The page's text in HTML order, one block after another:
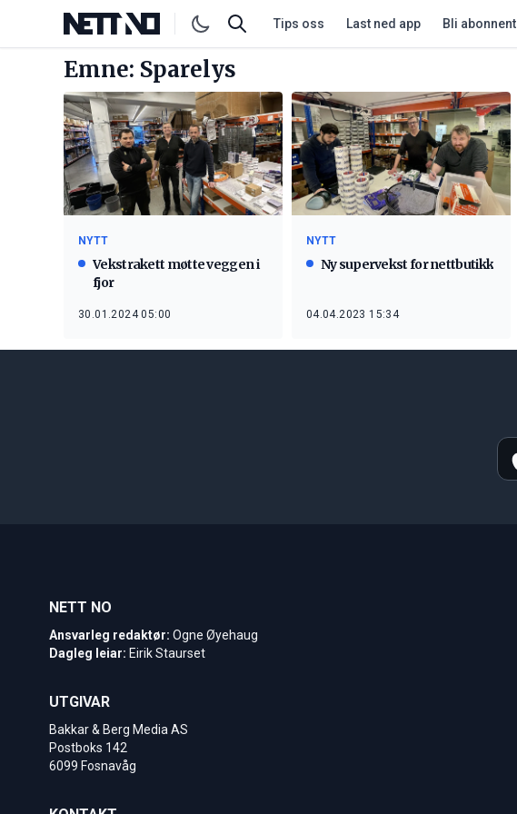
Tips oss Last ned app Bli abonnent
Emne: Sparelys
NYTT
Vekstrakett møtte veggen i
fjor
30.01.2024 05:00
NYTT
Ny supervekst for nettbutikk
04.04.2023 15:34
NETT NO
Ansvarleg redaktør: Ogne Øyehaug
Dagleg leiar: Eirik Staurset
UTGIVAR
Bakkar & Berg Media AS
Postboks 142
6099 Fosnavåg